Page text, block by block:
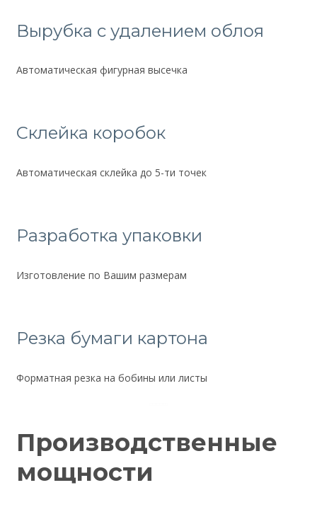
Вырубка с удалением облоя
Автоматическая фигурная высечка
Склейка коробок
Автоматическая склейка до 5-ти точек
Разработка упаковки
Изготовление по Вашим размерам
Резка бумаги картона
Форматная резка на бобины или листы
Производственные
мощности